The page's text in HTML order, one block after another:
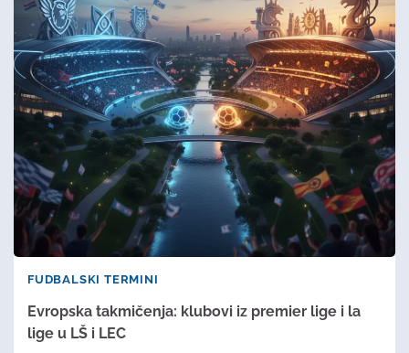
FUDBALSKI TERMINI
Evropska takmičenja: klubovi iz premier lige i la
lige u LŠ i LEC